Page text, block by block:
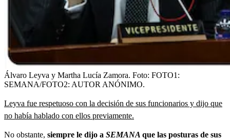
Álvaro Leyva y Martha Lucía Zamora. Foto: FOTO1:
SEMANA/FOTO2: AUTOR ANÓNIMO.
Leyva fue respetuoso con la decisión de sus funcionarios y dijo que
no había hablado con ellos previamente.
No obstante, siempre le dijo a SEMANA que las posturas de sus